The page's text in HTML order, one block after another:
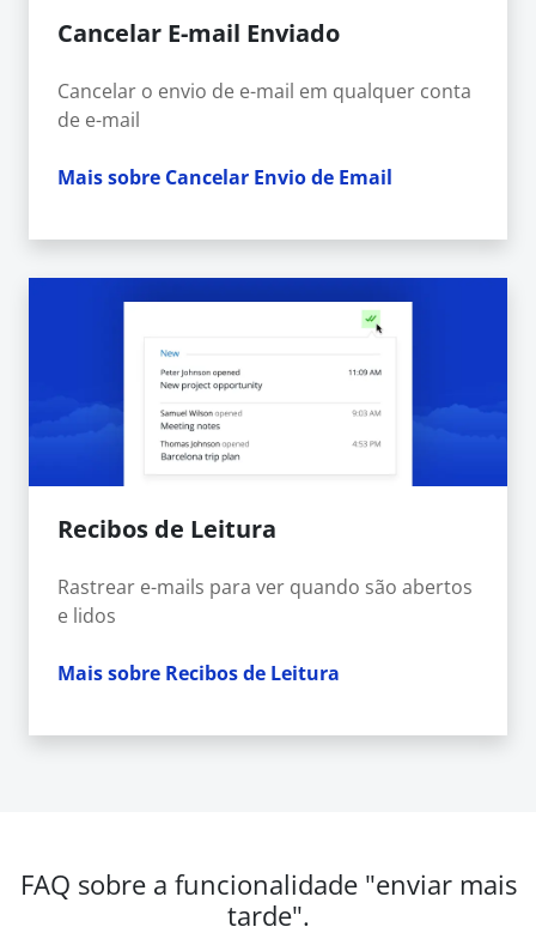
Cancelar E-mail Enviado
Cancelar o envio de e-mail em qualquer conta
de e-mail
Mais sobre Cancelar Envio de Email
Recibos de Leitura
Rastrear e-mails para ver quando são abertos
e lidos
Mais sobre Recibos de Leitura
FAQ sobre a funcionalidade "enviar mais
tarde".